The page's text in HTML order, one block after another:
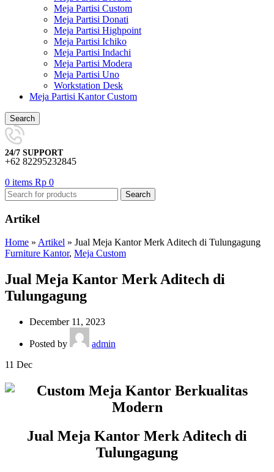
Meja Partisi Custom
Meja Partisi Donati
Meja Partisi Highpoint
Meja Partisi Ichiko
Meja Partisi Indachi
Meja Partisi Modera
Meja Partisi Uno
Workstation Desk
Meja Partisi Kantor Custom
Search
24/7 SUPPORT
+62 82295232845
0 items Rp 0
Search
Artikel
Home » Artikel » Jual Meja Kantor Merk Aditech di Tulungagung
Furniture Kantor, Meja Custom
Jual Meja Kantor Merk Aditech di
Tulungagung
December 11, 2023
Posted by
admin
11 Dec
Jual Meja Kantor Merk Aditech di
Tulungagung